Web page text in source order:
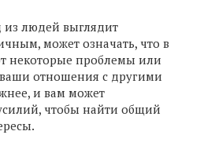
из людей выглядит
может означать, что в
некоторые проблемы или
отношения с другими
и вам может
чтобы найти общий